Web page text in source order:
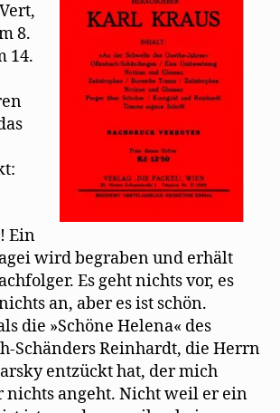
8.
14.
Ein
wird begraben und erhält
Es geht nichts vor, es
an, aber es ist schön.
die »Schöne Helena« des
Schänders Reinhardt, die Herrn
entzückt hat, der mich
nichts angeht. Nicht weil er ein